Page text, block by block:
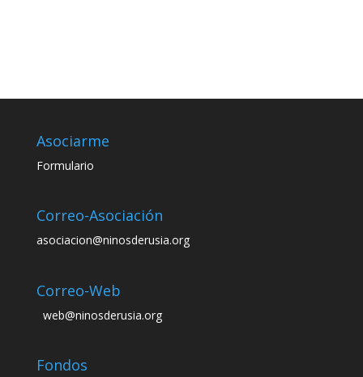
Asociarme
Formulario
Correo-Asociación
asociacion@ninosderusia.org
Correo-Web
web@ninosderusia.org
Fondos